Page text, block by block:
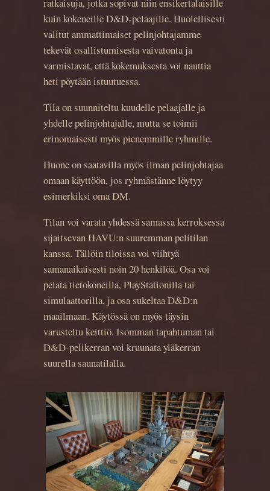
ratkaisuja, jotka sopivat niin ensikertalaisille
kuin kokeneille D&D-pelaajille. Huolellisesti
valitut ammattimaiset pelinjohtajamme
tekevät osallistumisesta vaivatonta ja
varmistavat, että kokemuksesta voi nauttia
heti pöytään istuutuessa.
Tila on suunniteltu kuudelle pelaajalle ja
yhdelle pelinjohtajalle, mutta se toimii
erinomaisesti myös pienemmille ryhmille.
Huone on saatavilla myös ilman pelinjohtajaa
omaan käyttöön, jos ryhmästänne löytyy
esimerkiksi oma DM.
Tilan voi varata yhdessä samassa kerroksessa
sijaitsevan HAVU:n suuremman pelitilan
kanssa. Tällöin tiloissa voi viihtyä
samanaikaisesti noin 20 henkilöä. Osa voi
pelata tietokoneilla, PlayStationilla tai
simulaattorilla, ja osa sukeltaa D&D:n
maailmaan. Käytössä on myös täysin
varusteltu keittiö. Isomman tapahtuman tai
D&D-pelikerran voi kruunata yläkerran
suurella saunatilalla.